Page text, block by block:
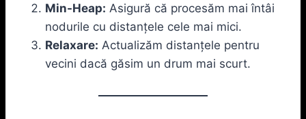
Min-Heap: Asigură că procesăm mai întâi
nodurile cu distanțele cele mai mici.
Relaxare: Actualizăm distanțele pentru
vecini dacă găsim un drum mai scurt.